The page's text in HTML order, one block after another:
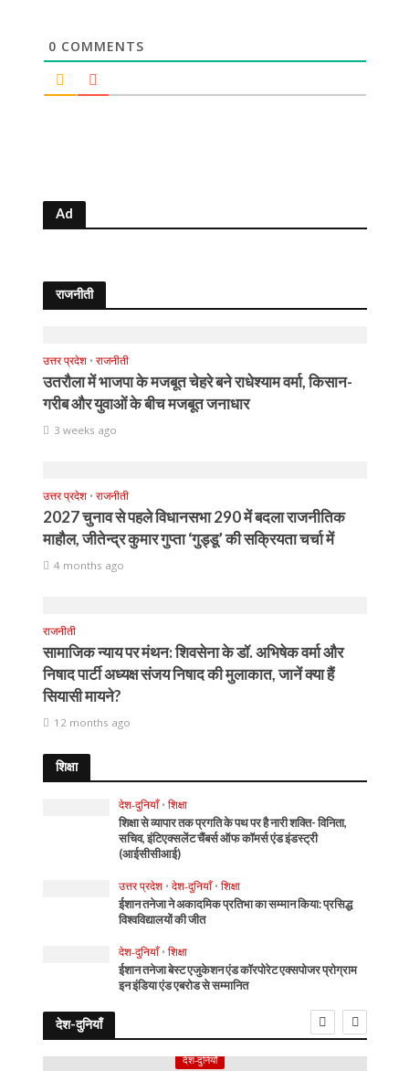
0 COMMENTS
Ad
राजनीती
उत्तर प्रदेश • राजनीती
उतरौला में भाजपा के मजबूत चेहरे बने राधेश्याम वर्मा, किसान-
गरीब और युवाओं के बीच मजबूत जनाधार
3 weeks ago
उत्तर प्रदेश • राजनीती
2027 चुनाव से पहले विधानसभा 290 में बदला राजनीतिक
माहौल, जीतेन्द्र कुमार गुप्ता ‘गुड्डू’ की सक्रियता चर्चा में
4 months ago
राजनीती
सामाजिक न्याय पर मंथन: शिवसेना के डॉ. अभिषेक वर्मा और
निषाद पार्टी अध्यक्ष संजय निषाद की मुलाकात, जानें क्या हैं
सियासी मायने?
12 months ago
शिक्षा
देश-दुनियाँ • शिक्षा
शिक्षा से व्यापार तक प्रगति के पथ पर है नारी शक्ति- विनिता,
सचिव, इंटिएक्सलेंट चैंबर्स ऑफ कॉमर्स एंड इंडस्ट्री
(आईसीसीआई)
उत्तर प्रदेश • देश-दुनियाँ • शिक्षा
ईशान तनेजा ने अकादमिक प्रतिभा का सम्मान किया: प्रसिद्ध
विश्वविद्यालयों की जीत
देश-दुनियाँ • शिक्षा
ईशान तनेजा बेस्ट एजुकेशन एंड कॉरपोरेट एक्सपोजर प्रोग्राम
इन इंडिया एंड एबरोड से सम्मानित
देश-दुनियाँ
देश-दुनियाँ